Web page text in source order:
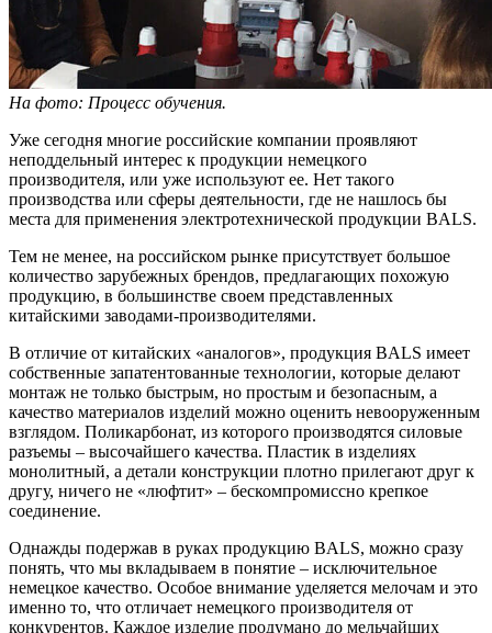
На фото: Процесс обучения.
Уже сегодня многие российские компании проявляют
неподдельный интерес к продукции немецкого
производителя, или уже используют ее. Нет такого
производства или сферы деятельности, где не нашлось бы
места для применения электротехнической продукции BALS.
Тем не менее, на российском рынке присутствует большое
количество зарубежных брендов, предлагающих похожую
продукцию, в большинстве своем представленных
китайскими заводами-производителями.
В отличие от китайских «аналогов», продукция BALS имеет
собственные запатентованные технологии, которые делают
монтаж не только быстрым, но простым и безопасным, а
качество материалов изделий можно оценить невооруженным
взглядом. Поликарбонат, из которого производятся силовые
разъемы – высочайшего качества. Пластик в изделиях
монолитный, а детали конструкции плотно прилегают друг к
другу, ничего не «люфтит» – бескомпромиссно крепкое
соединение.
Однажды подержав в руках продукцию BALS, можно сразу
понять, что мы вкладываем в понятие – исключительное
немецкое качество. Особое внимание уделяется мелочам и это
именно то, что отличает немецкого производителя от
конкурентов. Каждое изделие продумано до мельчайших